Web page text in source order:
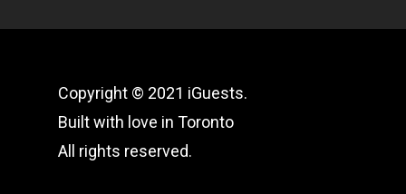
Copyright © 2021 iGuests.
Built with love in Toronto
All rights reserved.